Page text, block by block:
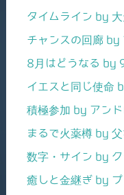
タイムライン by
チャンスの回廊 by
8月はどうなる by
イエスと同じ使命
積極参加 by アン
まるで火薬樽 by
数字・サイン by
癒しと金継ぎ by